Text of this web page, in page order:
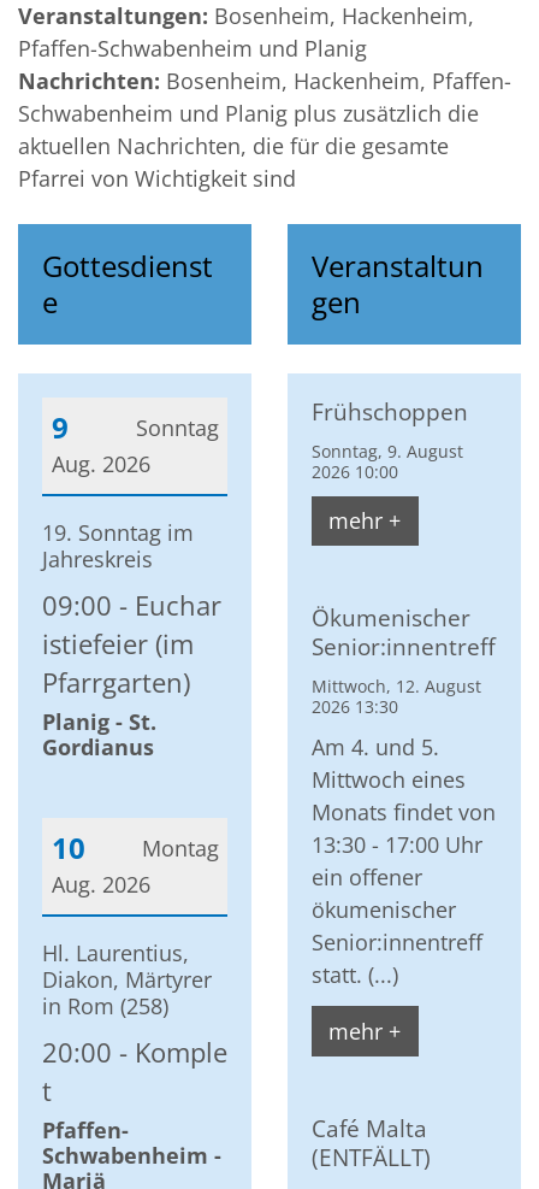
Veranstaltungen: Bosenheim, Hackenheim,
Pfaffen-Schwabenheim und Planig
Nachrichten: Bosenheim, Hackenheim, Pfaffen-
Schwabenheim und Planig plus zusätzlich die
aktuellen Nachrichten, die für die gesamte
Pfarrei von Wichtigkeit sind
Gottesdienst
e
Sonntag
9
Aug. 2026
Datum: 9. August 2026
19. Sonntag im
Jahreskreis
09:00
Euchar
istiefeier (im
Pfarrgarten)
Planig - St.
Gordianus
Montag
10
Aug. 2026
Datum: 10. August 2026
Hl. Laurentius,
Diakon, Märtyrer
in Rom (258)
20:00
Komple
t
Pfaffen-
Schwabenheim -
Mariä
Veranstaltun
gen
Frühschoppen
Sonntag, 9. August
2026 10:00
mehr +
Ökumenischer
Senior:innentreff
Mittwoch, 12. August
2026 13:30
Am 4. und 5.
Mittwoch eines
Monats findet von
13:30 - 17:00 Uhr
ein offener
ökumenischer
Senior:innentreff
statt. (...)
mehr +
Café Malta
(ENTFÄLLT)